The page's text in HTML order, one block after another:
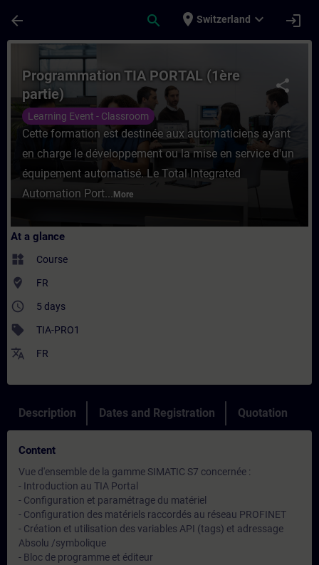
arrow_back search place Switzerland expand_more login
Course - Programmation TIA PORTAL
share
Programmation TIA PORTAL (1ère
partie)
Learning Event - Classroom
Cette formation est destinée aux automaticiens ayant
en charge le développement ou la mise en service d'un
équipement automatisé. Le Total Integrated
Automation Port... More
At a glance
widgets Course
where_to_vote FR
access_time 5 days
sell TIA-PRO1
translate FR
Description Dates and Registration Quotation
Content
Vue d'ensemble de la gamme SIMATIC S7 concernée :
- Introduction au TIA Portal
- Configuration et paramétrage du matériel
- Configuration des matériels raccordés au réseau PROFINET
- Création et utilisation des variables API (tags) et adressage
Absolu /symbolique
- Bloc de programme et éditeur